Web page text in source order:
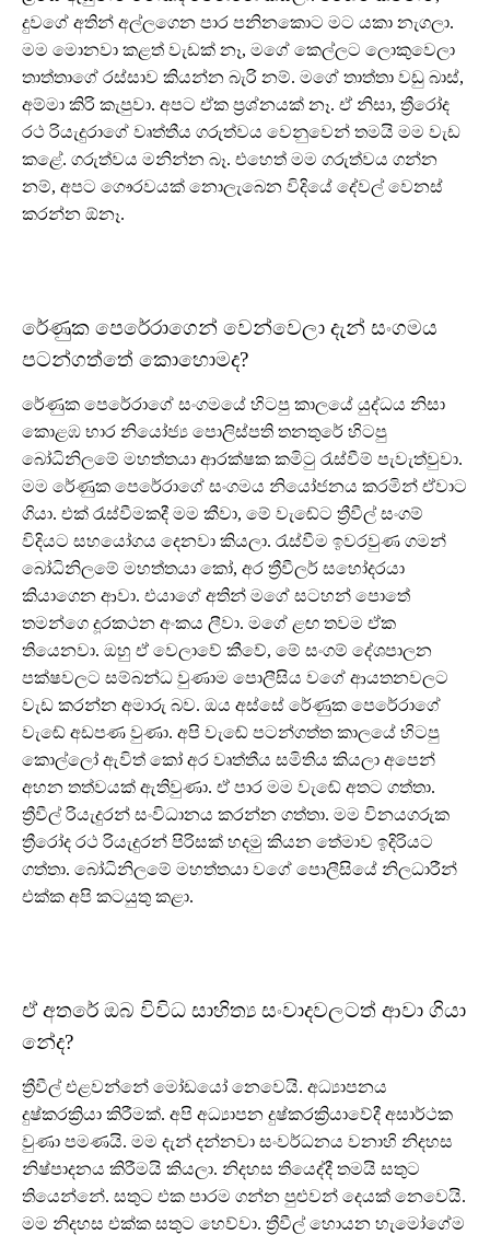
දුවගේ අතින් අල්ලගෙන පාර පනිනකොට මට යකා නැගලා.
මම මොනවා කළත් වැඩක් නෑ, මගේ කෙල්ලට ලොකුවෙලා
තාත්තාගේ රස්සාව කියන්න බැරි නම්. මගේ තාත්තා වඩු බාස්,
අම්මා කිරි කැපුවා. අපට ඒක ප්‍රශ්නයක් නෑ. ඒ නිසා, ත්‍රීරෝද
රථ රියැදුරාගේ වෘත්තීය ගරුත්වය වෙනුවෙන් තමයි මම වැඩ
කළේ. ගරුත්වය මනින්න බෑ. එහෙත් මම ගරුත්වය ගන්න
නම්, අපට ගෞරවයක් නොලැබෙන විදියේ දේවල් වෙනස්
කරන්න ඕනෑ.
රේණුක පෙරේරාගෙන් වෙන්වෙලා දැන් සංගමය
පටන්ගත්තේ කොහොමද?
රේණුක පෙරේරාගේ සංගමයේ හිටපු කාලයේ යුද්ධය නිසා
කොළඹ භාර නියෝජ්‍ය පොලිස්පති තනතුරේ හිටපු
බෝධිනිලමේ මහත්තයා ආරක්ෂක කමිටු රැස්වීම් පැවැත්වුවා.
මම රේණුක පෙරේරාගේ සංගමය නියෝජනය කරමින් ඒවාට
ගියා. එක් රැස්වීමකදී මම කීවා, මේ වැඬේට ත්‍රීවීල් සංගම්
විදියට සහයෝගය දෙනවා කියලා. රැස්වීම ඉවරවුණ ගමන්
බෝධිනිලමේ මහත්තයා කෝ, අර ත්‍රීවීලර් සහෝදරයා
කියාගෙන ආවා. එයාගේ අතින් මගේ සටහන් පොතේ
තමන්ගෙ දූරකථන අංකය ලීවා. මගේ ළඟ තවම ඒක
තියෙනවා. ඔහු ඒ වෙලාවේ කීවේ, මේ සංගම් දේශපාලන
පක්ෂවලට සම්බන්ධ වුණාම පොලීසිය වගේ ආයතනවලට
වැඩ කරන්න අමාරු බව. ඔය අස්සේ රේණුක පෙරේරාගේ
වැඬේ අඩපණ වුණා. අපි වැඬේ පටන්ගත්ත කාලයේ හිටපු
කොල්ලෝ ඇවිත් කෝ අර වෘත්තීය සමිතිය කියලා අපෙන්
අහන තත්වයක් ඇතිවුණා. ඒ පාර මම වැඬේ අතට ගත්තා.
ත්‍රීවීල් රියැදුරන් සංවිධානය කරන්න ගත්තා. මම විනයගරුක
ත්‍රීරෝද රථ රියැදුරන් පිරිසක් හදමු කියන තේමාව ඉදිරියට
ගත්තා. බෝධිනිලමේ මහත්තයා වගේ පොලීසියේ නිලධාරීන්
එක්ක අපි කටයුතු කළා.
ඒ අතරේ ඔබ විවිධ සාහිත්‍ය සංවාදවලටත් ආවා ගියා
නේද?
ත්‍රීවීල් එළවන්නේ මෝඩයෝ නෙවෙයි. අධ්‍යාපනය
දුෂ්කරක්‍රියා කිරීමක්. අපි අධ්‍යාපන දුෂ්කරක්‍රියාවේදී අසාර්ථක
වුණා පමණයි. මම දැන් දන්නවා සංවර්ධනය වනාහි නිදහස
නිෂ්පාදනය කිරීමයි කියලා. නිදහස තියෙද්දී තමයි සතුට
තියෙන්නේ. සතුට එක පාරම ගන්න පුළුවන් දෙයක් නෙවෙයි.
මම නිදහස එක්ක සතුට හෙව්වා. ත්‍රීවීල් හොයන හැමෝගේම